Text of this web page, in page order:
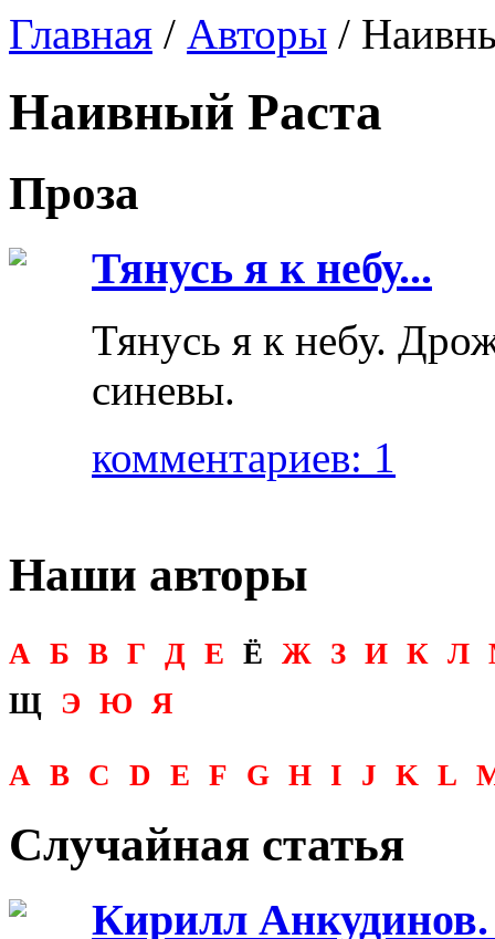
Главная / Авторы /
Наивный Раста
Проза
Тянусь я к небу...
Тянусь я к небу.
синевы.
комментариев: 1
Наши авторы
А Б В Г Д Е Ё Ж З И К Л
Щ Э Ю Я
A B C D E F G H I J K L
Случайная статья
Кирилл Анкудинов.